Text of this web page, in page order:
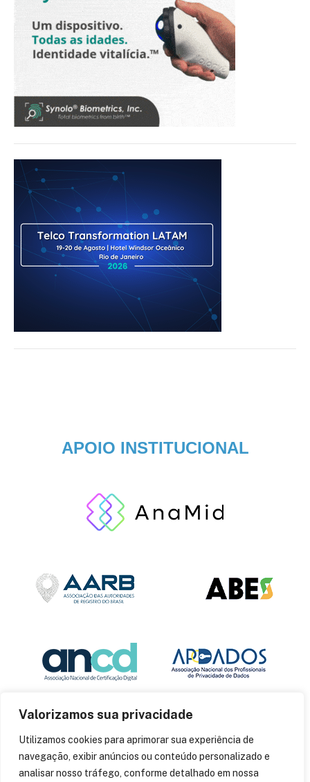
Valorizamos sua privacidade
Utilizamos cookies para aprimorar sua experiência de
navegação, exibir anúncios ou conteúdo personalizado e
analisar nosso tráfego, conforme detalhado em nossa
APOIO INSTITUCIONAL